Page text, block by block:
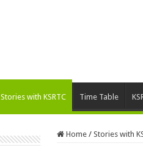
Stories with KSRTC Time Table
Home / Stories with